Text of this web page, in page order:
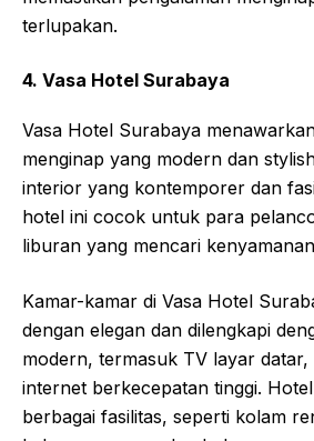
terlupakan.
4. Vasa Hotel Surabaya
Vasa Hotel Surabaya
menginap yang modern dan
interior yang kontemporer dan
hotel ini cocok untuk para
liburan yang mencari
Kamar-kamar di Vasa Hotel
dengan elegan dan dilengkapi
modern, termasuk TV layar datar,
internet berkecepatan tinggi.
berbagai fasilitas, seperti kolam